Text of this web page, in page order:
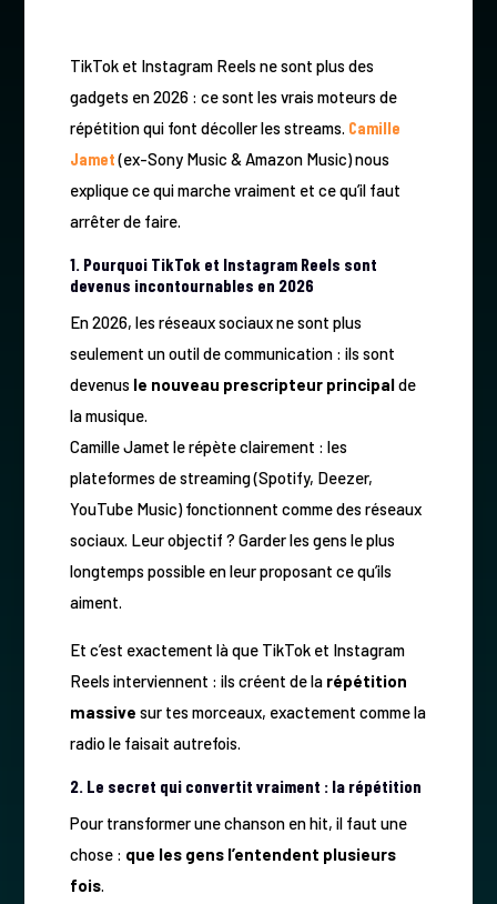
TikTok et Instagram Reels ne sont plus des
gadgets en 2026 : ce sont les vrais moteurs de
répétition qui font décoller les streams. Camille
Jamet(ex-Sony Music & Amazon Music) nous
explique ce qui marche vraiment et ce qu’il faut
arrêter de faire.
1. Pourquoi TikTok et Instagram Reels sont
devenus incontournables en 2026
En 2026, les réseaux sociaux ne sont plus
seulement un outil de communication : ils sont
devenus le nouveau prescripteur principalde
la musique.
Camille Jamet le répète clairement : les
plateformes de streaming (Spotify, Deezer,
YouTube Music) fonctionnent comme des réseaux
sociaux. Leur objectif ? Garder les gens le plus
longtemps possible en leur proposant ce qu’ils
aiment.
Et c’est exactement là que TikTok et Instagram
Reels interviennent : ils créent de la répétition
massive sur tes morceaux, exactement comme la
radio le faisait autrefois.
2. Le secret qui convertit vraiment : la répétition
Pour transformer une chanson en hit, il faut une
chose : que les gens l’entendent plusieurs
fois.